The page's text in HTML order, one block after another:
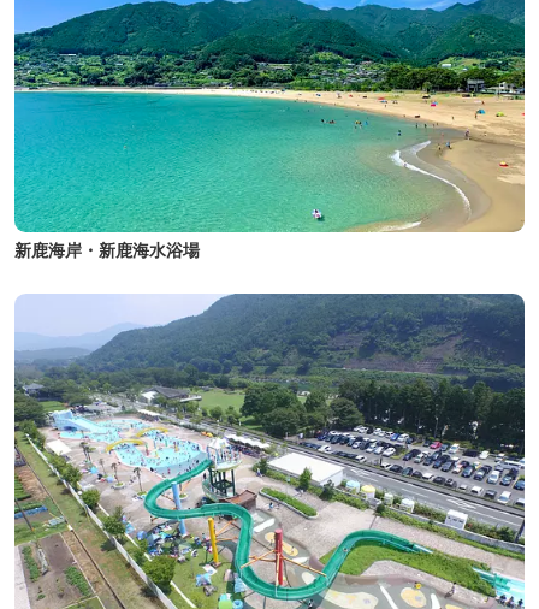
新鹿海岸・新鹿海水浴場